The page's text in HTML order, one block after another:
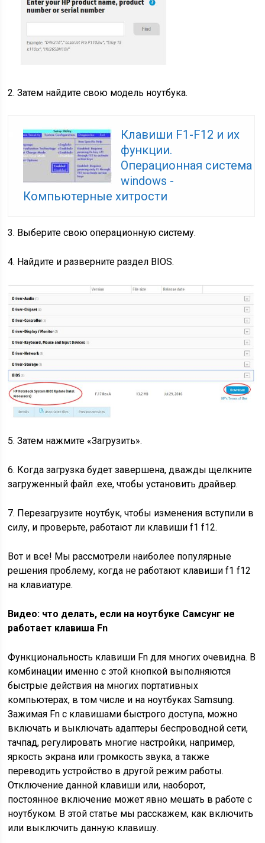
2. Затем найдите свою модель ноутбука.
Клавиши F1-F12 и их
функции.
Операционная система
windows -
Компьютерные хитрости
3. Выберите свою операционную систему.
4. Найдите и разверните раздел BIOS.
5. Затем нажмите «Загрузить».
6. Когда загрузка будет завершена, дважды щелкните
загруженный файл .exe, чтобы установить драйвер.
7. Перезагрузите ноутбук, чтобы изменения вступили в
силу, и проверьте, работают ли клавиши f1 f12.
Вот и все! Мы рассмотрели наиболее популярные
решения проблему, когда не работают клавиши f1 f12
на клавиатуре.
Видео: что делать, если на ноутбуке Самсунг не
работает клавиша Fn
Функциональность клавиши Fn для многих очевидна. В
комбинации именно с этой кнопкой выполняются
быстрые действия на многих портативных
компьютерах, в том числе и на ноутбуках Samsung.
Зажимая Fn с клавишами быстрого доступа, можно
включать и выключать адаптеры беспроводной сети,
тачпад, регулировать многие настройки, например,
яркость экрана или громкость звука, а также
переводить устройство в другой режим работы.
Отключение данной клавиши или, наоборот,
постоянное включение может явно мешать в работе с
ноутбуком. В этой статье мы расскажем, как включить
или выключить данную клавишу.